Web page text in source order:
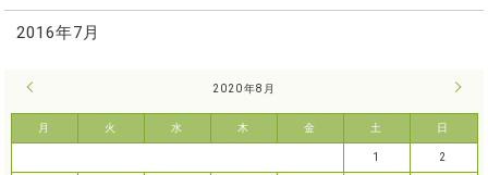
2016年7月
2020年8月
月 火 水 木 金 土 日
9月
1 2